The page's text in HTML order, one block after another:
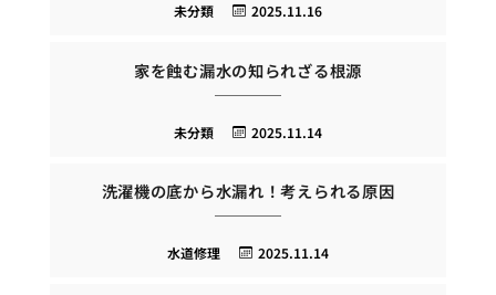
2025.11.16
未分類
家を蝕む漏水の知られざる根源
2025.11.14
未分類
洗濯機の底から水漏れ！考えられる原因
2025.11.14
水道修理